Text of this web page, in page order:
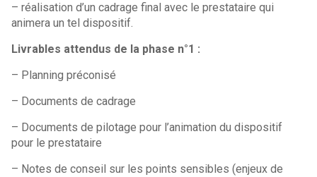
– réalisation d’un cadrage final avec le prestataire qui
animera un tel dispositif.
Livrables attendus de la phase n°1 :
– Planning préconisé
– Documents de cadrage
– Documents de pilotage pour l’animation du dispositif
pour le prestataire
– Notes de conseil sur les points sensibles (enjeux de